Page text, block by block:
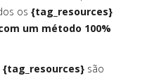
os {tag_resources}
um método 100%
são